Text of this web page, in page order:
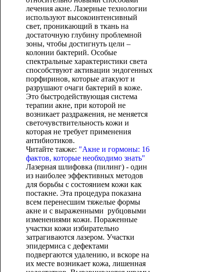
лечения акне. Лазерные технологии
используют высокоинтенсивный
свет, проникающий в ткань на
достаточную глубину проблемной
зоны, чтобы достигнуть цели –
колонии бактерий. Особые
спектральные характеристики света
способствуют активации эндогенных
порфиринов, которые атакуют и
разрушают очаги бактерий в коже.
Это быстродействующая система
терапии акне, при которой не
возникает раздражения, не меняется
светочувствительность кожи и
которая не требует применения
антибиотиков.
Читайте также: "Акне и гормоны: 16
фактов, которые необходимо знать"
Лазерная шлифовка (пилинг) - один
из наиболее эффективных методов
для борьбы с состоянием кожи как
постакне. Эта процедура показана
всем перенесшим тяжелые формы
акне и с выраженными рубцовыми
изменениями кожи. Пораженные
участки кожи избирательно
затрагиваются лазером. Участки
эпидермиса с дефектами
подвергаются удалению, и вскоре на
их месте возникает кожа, лишенная